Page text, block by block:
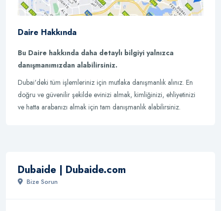
Daire Hakkında
Bu Daire hakkında daha detaylı bilgiyi yalnızca
danışmanımızdan alabilirsiniz.
Dubai'deki tüm işlemleriniz için mutlaka danışmanlık alınız. En
doğru ve güvenilir şekilde evinizi almak, kimliğinizi, ehliyetinizi
ve hatta arabanızı almak için tam danışmanlık alabilirsiniz.
Dubaide | Dubaide.com
Bize Sorun